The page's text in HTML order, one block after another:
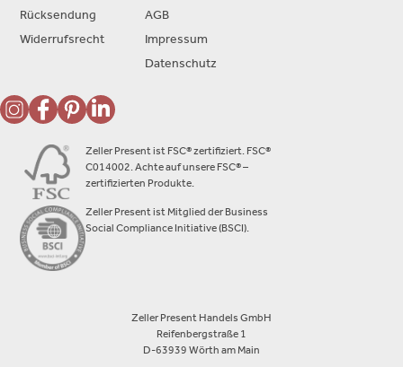
Zeller Present ist FSC® zertifiziert. FSC®
C014002. Achte auf unsere FSC® –
zertifizierten Produkte.
Zeller Present ist Mitglied der Business
Social Compliance Initiative (BSCI).
Zeller Present Handels GmbH
Reifenbergstraße 1
D-63939 Wörth am Main
Rücksendung
Widerrufsrecht
AGB
Impressum
Datenschutz